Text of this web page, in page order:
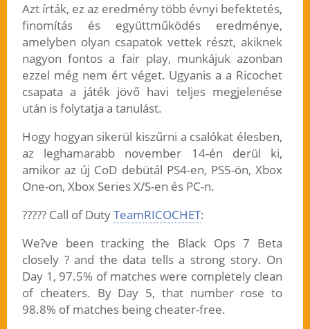
Azt írták, ez az eredmény több évnyi befektetés,
finomítás és együttműködés eredménye,
amelyben olyan csapatok vettek részt, akiknek
nagyon fontos a fair play, munkájuk azonban
ezzel még nem ért véget. Ugyanis a a Ricochet
csapata a játék jövő havi teljes megjelenése
után is folytatja a tanulást.
Hogy hogyan sikerül kiszűrni a csalókat élesben,
az leghamarabb november 14-én derül ki,
amikor az új CoD debütál PS4-en, PS5-ön, Xbox
One-on, Xbox Series X/S-en és PC-n.
????? Call of DutyTeamRICOCHET:
We?ve been tracking the Black Ops 7 Beta
closely ? and the data tells a strong story. On
Day 1, 97.5% of matches were completely clean
of cheaters. By Day 5, that number rose to
98.8% of matches being cheater-free.